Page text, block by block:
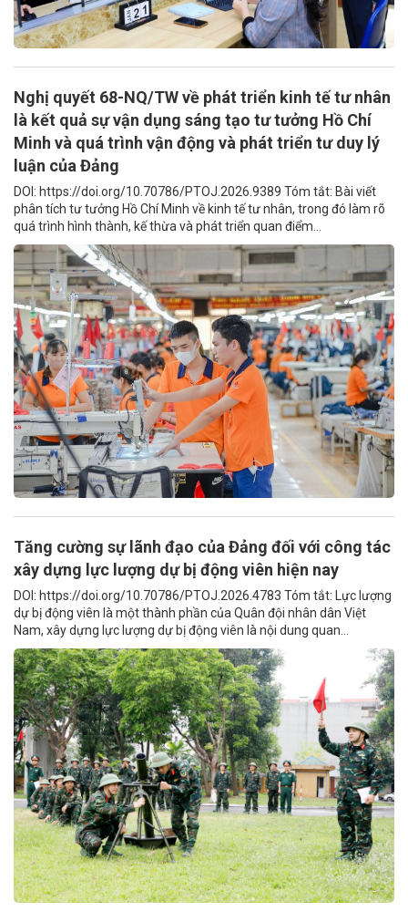
Nghị quyết 68-NQ/TW về phát triển kinh tế tư nhân
là kết quả sự vận dụng sáng tạo tư tưởng Hồ Chí
Minh và quá trình vận động và phát triển tư duy lý
luận của Đảng
DOI: https://doi.org/10.70786/PTOJ.2026.9389 Tóm tắt: Bài viết
phân tích tư tưởng Hồ Chí Minh về kinh tế tư nhân, trong đó làm rõ
quá trình hình thành, kế thừa và phát triển quan điểm...
Tăng cường sự lãnh đạo của Đảng đối với công tác
xây dựng lực lượng dự bị động viên hiện nay
DOI: https://doi.org/10.70786/PTOJ.2026.4783 Tóm tắt: Lực lượng
dự bị động viên là một thành phần của Quân đội nhân dân Việt
Nam, xây dựng lực lượng dự bị động viên là nội dung quan...